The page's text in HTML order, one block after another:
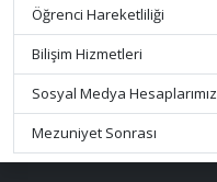
Öğrenci Hareketliliği
Bilişim Hizmetleri
Sosyal Medya Hesaplarımız
Mezuniyet Sonrası